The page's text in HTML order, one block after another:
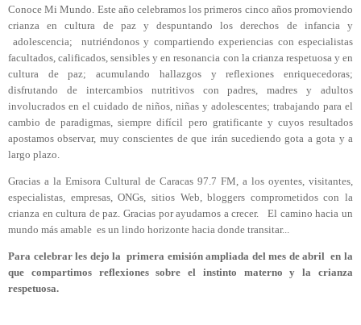
Conoce Mi Mundo. Este año celebramos los primeros cinco años promoviendo
crianza en cultura de paz y despuntando los derechos de infancia y
adolescencia; nutriéndonos y compartiendo experiencias con especialistas
facultados, calificados, sensibles y en resonancia con la crianza respetuosa y en
cultura de paz; acumulando hallazgos y reflexiones enriquecedoras;
disfrutando de intercambios nutritivos con padres, madres y adultos
involucrados en el cuidado de niños, niñas y adolescentes; trabajando para el
cambio de paradigmas, siempre difícil pero gratificante y cuyos resultados
apostamos observar, muy conscientes de que irán sucediendo gota a gota y a
largo plazo.
Gracias a la Emisora Cultural de Caracas 97.7 FM, a los oyentes, visitantes,
especialistas, empresas, ONGs, sitios Web, bloggers comprometidos con la
crianza en cultura de paz. Gracias por ayudarnos a crecer. El camino hacia un
mundo más amable es un lindo horizonte hacia donde transitar...
Para celebrar les dejo la primera emisión ampliada del mes de abril en la
que compartimos reflexiones sobre el instinto materno y la crianza
respetuosa.